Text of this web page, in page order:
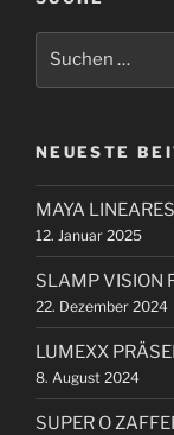
g
v
i
g
a
t
i
o
n
e
i
t
r
a
g
e
n
n
a
c
h
:
NEUESTE
MAYA
12. Januar 2025
SLAMP VISION
22. Dezember 2024
LUMEXX
8. August 2024
SUPER O